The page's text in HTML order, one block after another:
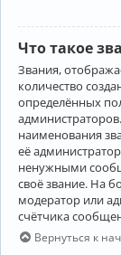
Что такое
Звания,
количество
определённых
наименования
её
ненужными
своё звание. На
модератор или
счётчика
Вернуться к